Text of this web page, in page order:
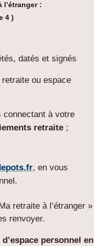
l’étranger :
4 )
datés et signés
ou espace
connectant à votre
retraite ;
, en vous
retraite à l’étranger »
renvoyer.
personnel en